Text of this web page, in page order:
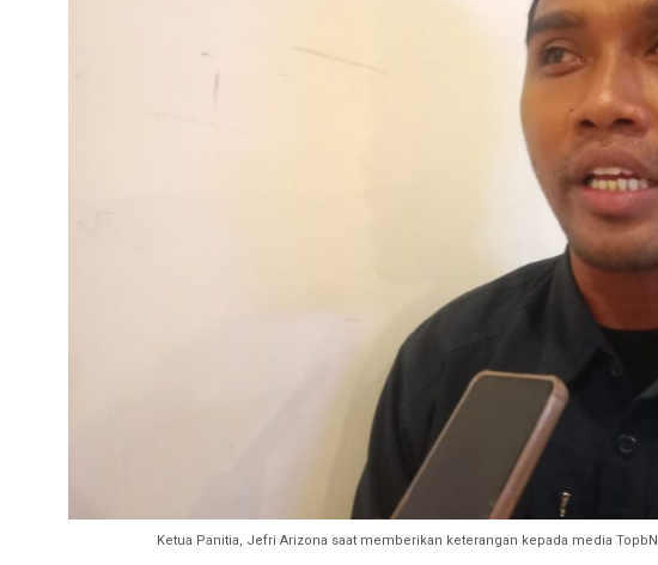
Ketua Panitia, Jefri Arizona saat memberikan keterangan kepada media